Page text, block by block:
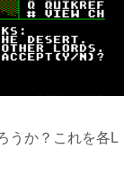
うか？これを各L